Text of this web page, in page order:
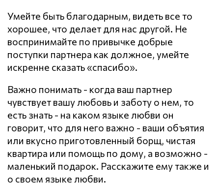
Умейте быть благодарным, видеть все то
хорошее, что делает для нас другой. Не
воспринимайте по привычке добрые
поступки партнера как должное, умейте
искренне сказать «спасибо».
Важно понимать - когда ваш партнер
чувствует вашу любовь и заботу о нем, то
есть знать - на каком языке любви он
говорит, что для него важно - ваши объятия
или вкусно приготовленный борщ, чистая
квартира или помощь по дому, а возможно -
маленький подарок. Расскажите ему также и
о своем языке любви.